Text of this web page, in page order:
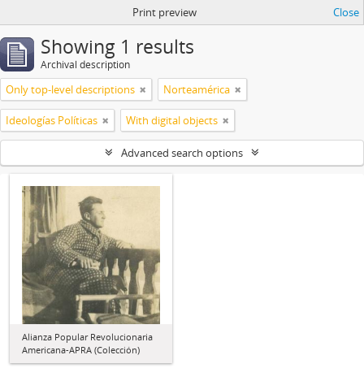
Print preview Close
Showing 1 results
Archival description
Only top-level descriptions Norteamérica
Ideologías Políticas With digital objects
Advanced search options
Alianza Popular Revolucionaria
Americana-APRA (Colección)